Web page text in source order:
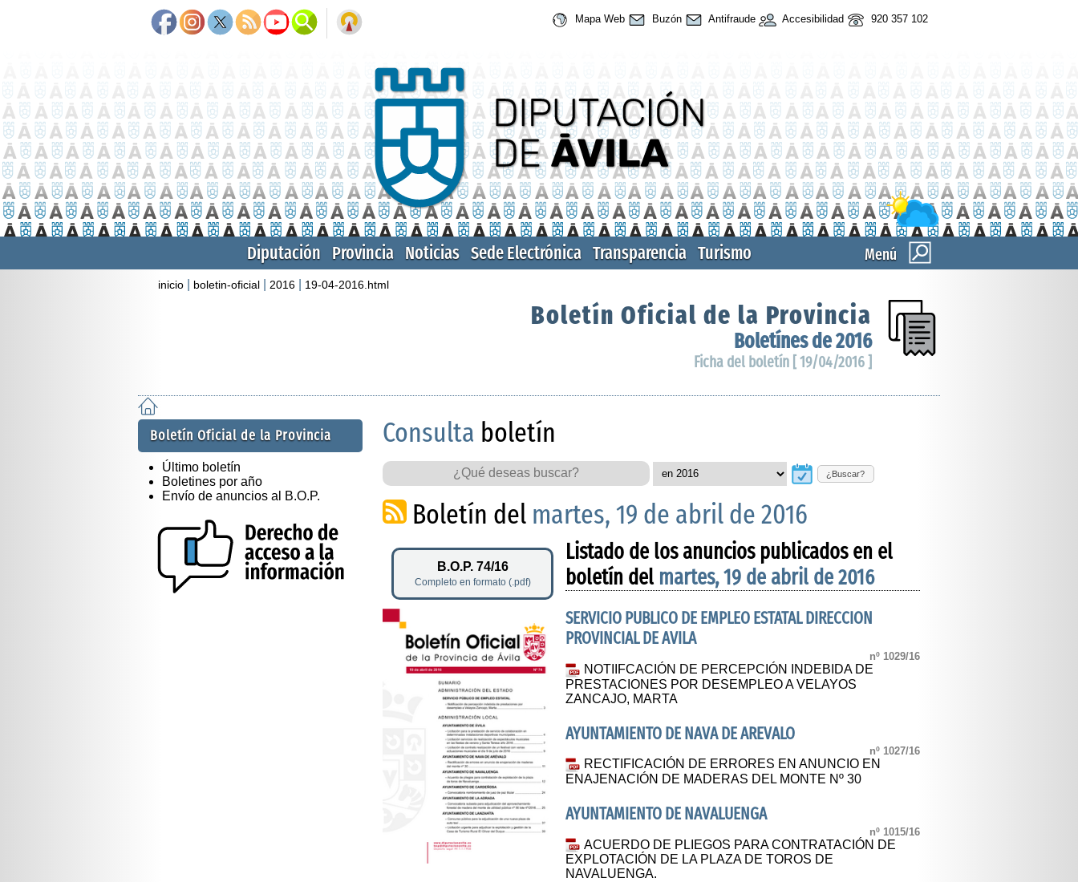
Mapa Web Buzón Antifraude Accesibilidad 920 357 102
Menú
Diputación Provincia Noticias Sede Electrónica Transparencia Turismo
inicio boletin-oficial 2016 19-04-2016.html
Boletín Oficial de la Provincia
Boletínes de 2016
Ficha del boletín [ 19/04/2016 ]
Boletín Oficial de la Provincia
Último boletín
Boletines por año
Envío de anuncios al B.O.P.
Consulta boletín
¿Buscar?
Boletín del martes, 19 de abril de 2016
B.O.P. 74/16
Completo en formato (.pdf)
Listado de los anuncios publicados en el
boletín del martes, 19 de abril de 2016
SERVICIO PUBLICO DE EMPLEO ESTATAL DIRECCION
PROVINCIAL DE AVILA
nº 1029/16
NOTIIFCACIÓN DE PERCEPCIÓN INDEBIDA DE
PRESTACIONES POR DESEMPLEO A VELAYOS
ZANCAJO, MARTA
AYUNTAMIENTO DE NAVA DE AREVALO
nº 1027/16
RECTIFICACIÓN DE ERRORES EN ANUNCIO EN
ENAJENACIÓN DE MADERAS DEL MONTE Nº 30
AYUNTAMIENTO DE NAVALUENGA
nº 1015/16
ACUERDO DE PLIEGOS PARA CONTRATACIÓN DE
EXPLOTACIÓN DE LA PLAZA DE TOROS DE
NAVALUENGA.